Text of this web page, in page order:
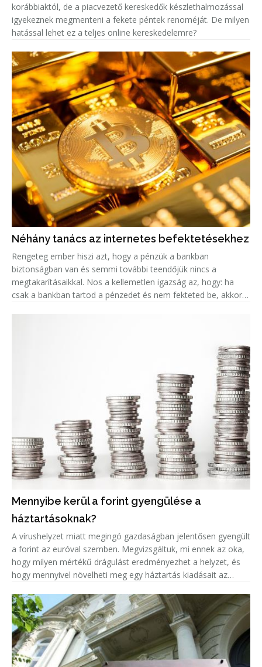
korábbiaktól, de a piacvezető kereskedők készlethalmozással
igyekeznek megmenteni a fekete péntek renoméját. De milyen
hatással lehet ez a teljes online kereskedelemre?
Néhány tanács az internetes befektetésekhez
Rengeteg ember hiszi azt, hogy a pénzük a bankban
biztonságban van és semmi további teendőjük nincs a
megtakarításaikkal. Nos a kellemetlen igazság az, hogy: ha
csak a bankban tartod a pénzedet és nem fekteted be, akkor
Mennyibe kerül a forint gyengülése a
háztartásoknak?
A vírushelyzet miatt megingó gazdaságban jelentősen gyengült
a forint az euróval szemben. Megvizsgáltuk, mi ennek az oka,
hogy milyen mértékű drágulást eredményezhet a helyzet, és
hogy mennyivel növelheti meg egy háztartás kiadásait az